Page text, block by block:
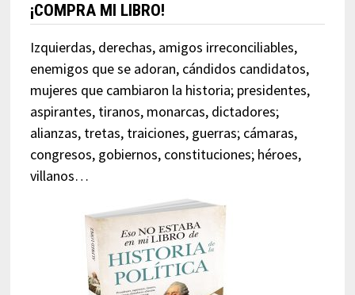
¡COMPRA MI LIBRO!
Izquierdas, derechas, amigos irreconciliables,
enemigos que se adoran, cándidos candidatos,
mujeres que cambiaron la historia; presidentes,
aspirantes, tiranos, monarcas, dictadores;
alianzas, tretas, traiciones, guerras; cámaras,
congresos, gobiernos, constituciones; héroes,
villanos…